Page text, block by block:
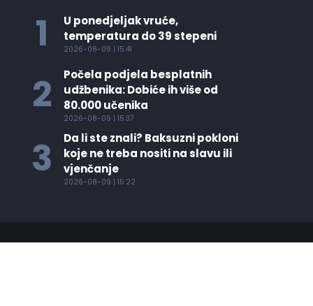
1
U ponedjeljak vruće,
temperatura do 39 stepeni
2026-08-09 | 15:41
2
Počela podjela besplatnih
udžbenika: Dobiće ih više od
80.000 učenika
2026-08-09 | 15:37
3
Da li ste znali? Baksuzni pokloni
koje ne treba nositi na slavu ili
vjenčanje
2026-08-09 | 15:22
Copyright © Info Media - 2021. All